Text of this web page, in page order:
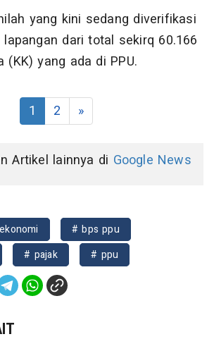
yang kini sedang diverifikasi
dari total sekirq 60.166
(KK) yang ada di PPU.
1 2 »
Artikel lainnya di Google News
# bps ppu
# pajak
# ppu